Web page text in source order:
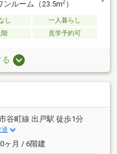
ンルーム（23.5m2）
し
一人暮らし
階 見学予約可
谷町線 出戸駅 徒歩1分
通
ヶ月 / 6階建